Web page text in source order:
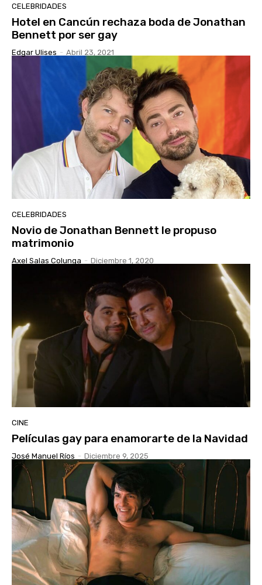
CELEBRIDADES
Hotel en Cancún rechaza boda de Jonathan
Bennett por ser gay
Edgar Ulises - Abril 23, 2021
CELEBRIDADES
Novio de Jonathan Bennett le propuso
matrimonio
Axel Salas Colunga - Diciembre 1, 2020
CINE
Películas gay para enamorarte de la Navidad
José Manuel Ríos - Diciembre 9, 2025